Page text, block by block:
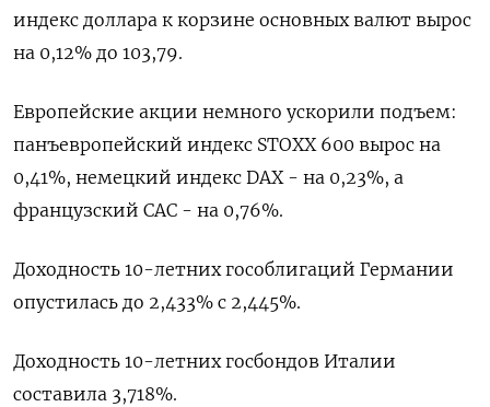
индекс доллара к корзине основных валют вырос
на 0,12% до 103,79​.
Европейские акции немного ускорили подъем:
панъевропейский индекс STOXX 600 вырос на
0,41%, немецкий индекс DAX - на 0,23%, а
французский CAC - на 0,76%.
Доходность 10-летних гособлигаций Германии
опустилась до 2,433% с 2,445%.
Доходность 10-летних госбондов Италии
составила 3,718%.